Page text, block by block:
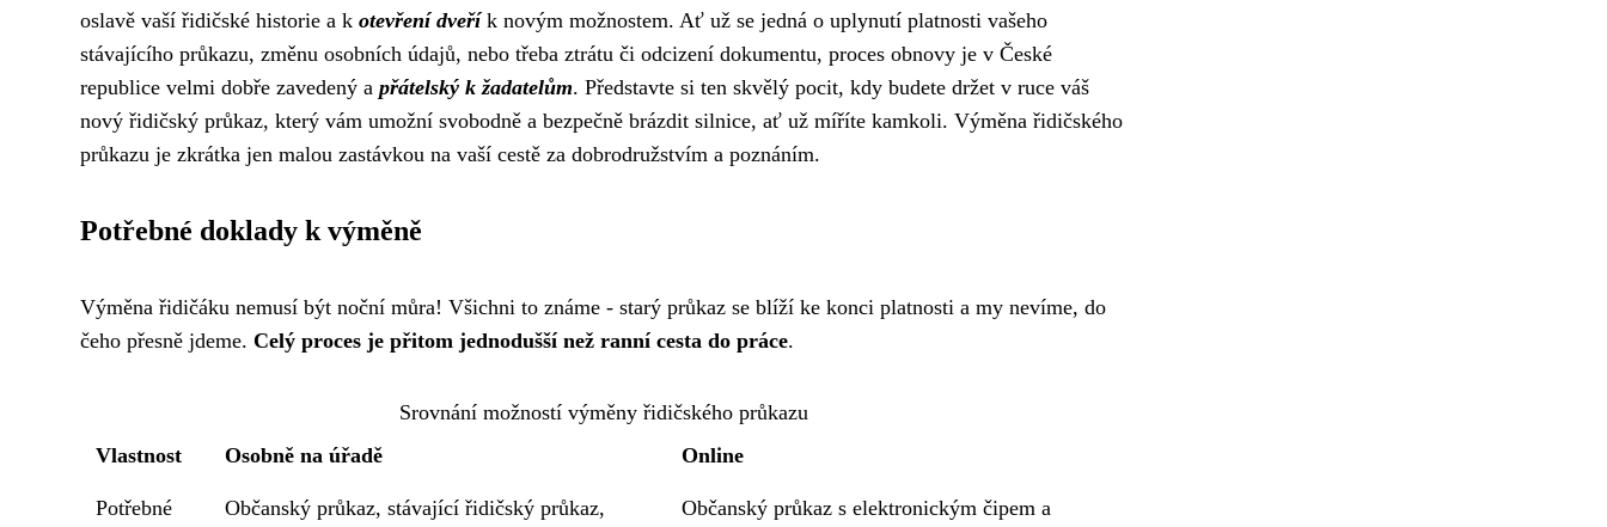
oslavě vaší řidičské historie a k otevření dveřík novým možnostem. Ať už se jedná o uplynutí platnosti vašeho
stávajícího průkazu, změnu osobních údajů, nebo třeba ztrátu či odcizení dokumentu, proces obnovy je v České
republice velmi dobře zavedený a přátelský k žadatelům. Představte si ten skvělý pocit, kdy budete držet v ruce váš
nový řidičský průkaz, který vám umožní svobodně a bezpečně brázdit silnice, ať už míříte kamkoli. Výměna řidičského
průkazu je zkrátka jen malou zastávkou na vaší cestě za dobrodružstvím a poznáním.
Potřebné doklady k výměně
Výměna řidičáku nemusí být noční můra! Všichni to známe - starý průkaz se blíží ke konci platnosti a my nevíme, do
čeho přesně jdeme. Celý proces je přitom jednodušší než ranní cesta do práce.
Srovnání možností výměny řidičského průkazu
Vlastnost
Osobně na úřadě Online
Potřebné
Občanský průkaz, stávající řidičský průkaz,
Občanský průkaz s elektronickým čipem a